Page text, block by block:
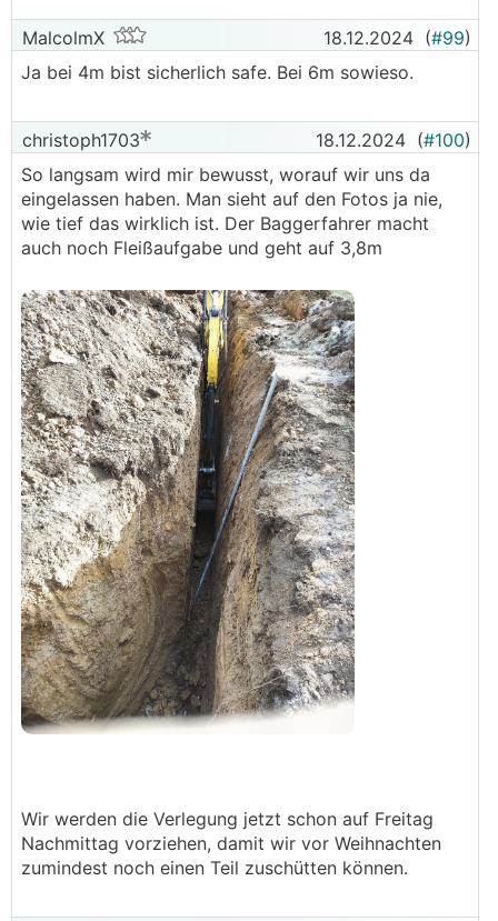
MalcolmX 18.12.2024 (#99)
Ja bei 4m bist sicherlich safe. Bei 6m sowieso.
christoph1703 18.12.2024 (#100)
So langsam wird mir bewusst, worauf wir uns da
eingelassen haben. Man sieht auf den Fotos ja nie,
wie tief das wirklich ist. Der Baggerfahrer macht
auch noch Fleißaufgabe und geht auf 3,8m
Wir werden die Verlegung jetzt schon auf Freitag
Nachmittag vorziehen, damit wir vor Weihnachten
zumindest noch einen Teil zuschütten können.